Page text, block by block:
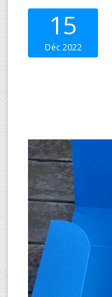
15
Déc 2022